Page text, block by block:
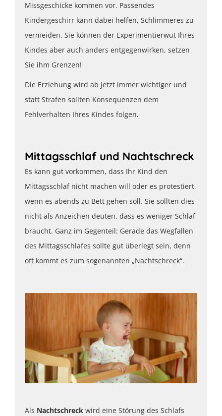
Missgeschicke kommen vor. Passendes
Kindergeschirr kann dabei helfen, Schlimmeres zu
vermeiden. Sie können der Experimentierwut Ihres
Kindes aber auch anders entgegenwirken, setzen
Sie ihm Grenzen!
Die Erziehung wird ab jetzt immer wichtiger und
statt Strafen sollten Konsequenzen dem
Fehlverhalten Ihres Kindes folgen.
Mittagsschlaf und Nachtschreck
Es kann gut vorkommen, dass Ihr Kind den
Mittagsschlaf nicht machen will oder es protestiert,
wenn es abends zu Bett gehen soll. Sie sollten dies
nicht als Anzeichen deuten, dass es weniger Schlaf
braucht. Ganz im Gegenteil: Gerade das Wegfallen
des Mittagsschlafes sollte gut überlegt sein, denn
oft kommt es zum sogenannten „Nachtschreck“.
Als Nachtschreck wird eine Störung des Schlafs